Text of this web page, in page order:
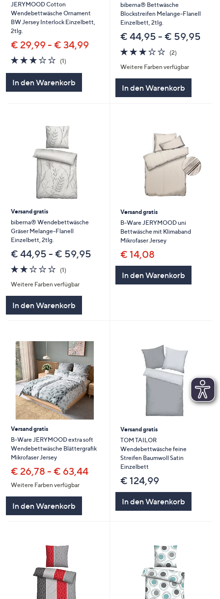
JERYMOOD Cotton
Wendebettwäsche Ornament
BW Jersey Interlock Einzelbett,
2tlg.
€ 29,99 - € 34,99
3.0
von
(1)1
In den Warenkorb
biberna® Bettwäsche
Blockstreifen Melange-Flanell
Einzelbett, 2tlg.
€ 44,95 - € 59,95
3.0
von
5
(2)2
Weitere Farben verfügbar
In den Warenkorb
Versand gratis
biberna® Wendebettwäsche
Gräser Melange-Flanell
Einzelbett, 2tlg.
€ 44,95 - € 59,95
2.0
von
5
(1)1
Weitere Farben verfügbar
In den Warenkorb
Versand gratis
B-Ware JERYMOOD uni
Bettwäsche mit Klimaband
Mikrofaser Jersey
€ 14,08
In den Warenkorb
Versand gratis
B-Ware JERYMOOD extra soft
Wendebettwäsche Blättergrafik
Mikrofaser Jersey
€ 26,78 - € 63,44
Weitere Farben verfügbar
In den Warenkorb
Versand gratis
TOM TAILOR
Wendebettwäsche feine
Streifen Baumwoll Satin
Einzelbett
€ 124,99
In den Warenkorb